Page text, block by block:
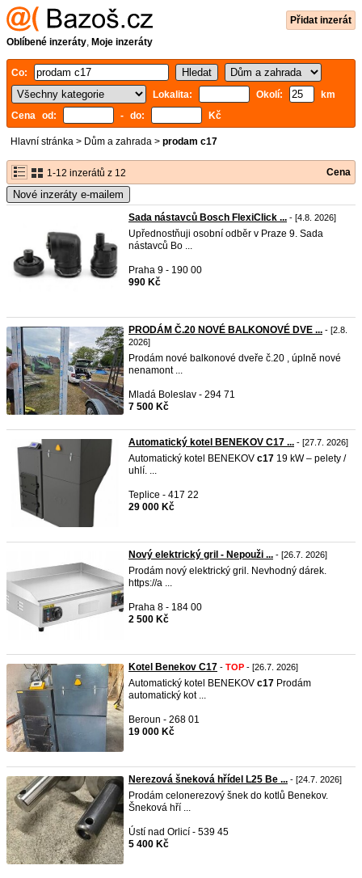
Přidat inzerát
Oblíbené inzeráty, Moje inzeráty
Co:
Lokalita:
Okolí:
km
Cena od:
- do: Kč
Hlavní stránka > Dům a zahrada > prodam c17
1-12 inzerátů z 12 Cena
Nové inzeráty e-mailem
Sada nástavců Bosch FlexiClick ... - [4.8. 2026]
Upřednostňuji osobní odběr v Praze 9. Sada
nástavců Bo ...
Praha 9 - 190 00
990 Kč
PRODÁM Č.20 NOVÉ BALKONOVÉ DVE ... - [2.8.
2026]
Prodám nové balkonové dveře č.20 , úplně nové
nenamont ...
Mladá Boleslav - 294 71
7 500 Kč
Automatický kotel BENEKOV C17 ... - [27.7. 2026]
Automatický kotel BENEKOV c17 19 kW – pelety /
uhlí. ...
Teplice - 417 22
29 000 Kč
Nový elektrický gril - Nepouži ... - [26.7. 2026]
Prodám nový elektrický gril. Nevhodný dárek.
https://a ...
Praha 8 - 184 00
2 500 Kč
Kotel Benekov C17 - TOP - [26.7. 2026]
Automatický kotel BENEKOV c17 Prodám
automatický kot ...
Beroun - 268 01
19 000 Kč
Nerezová šneková hřídel L25 Be ... - [24.7. 2026]
Prodám celonerezový šnek do kotlů Benekov.
Šneková hří ...
Ústí nad Orlicí - 539 45
5 400 Kč